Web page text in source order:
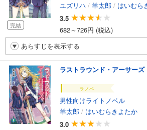
完結
ユズリハ / 羊太郎 / はいむら
3.5
682～726円 (税込)
あらすじを表示する
ラストラウンド・アーサーズ
ラノベ
男性向けライトノベル
羊太郎 / はいむらきよたか
3.0